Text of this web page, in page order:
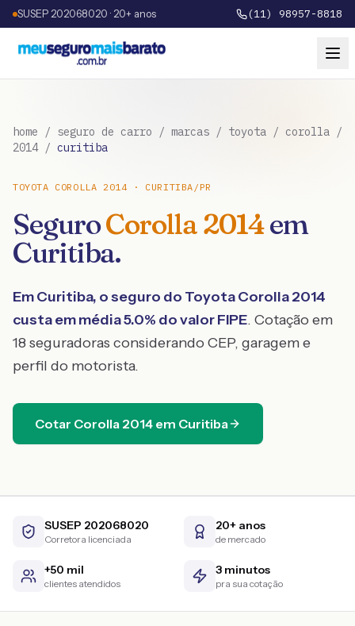
SUSEP 202068020 · 20+ anos (11) 98957-8818
home / seguro de carro / marcas / toyota / corolla /
2014/ curitiba
TOYOTA COROLLA 2014· CURITIBA /PR
SeguroCorolla2014em
Curitiba.
EmCuritiba, o seguro do ToyotaCorolla2014
custa em média5.0% do valor FIPE. Cotação em
18 seguradoras considerando CEP, garagem e
perfil do motorista.
Cotar Corolla 2014 em Curitiba
SUSEP 202068020
Corretora licenciada
20+ anos
de mercado
+50 mil
clientes atendidos
3 minutos
pra sua cotação